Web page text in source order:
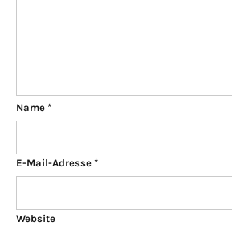
Name *
E-Mail-Adresse *
Website